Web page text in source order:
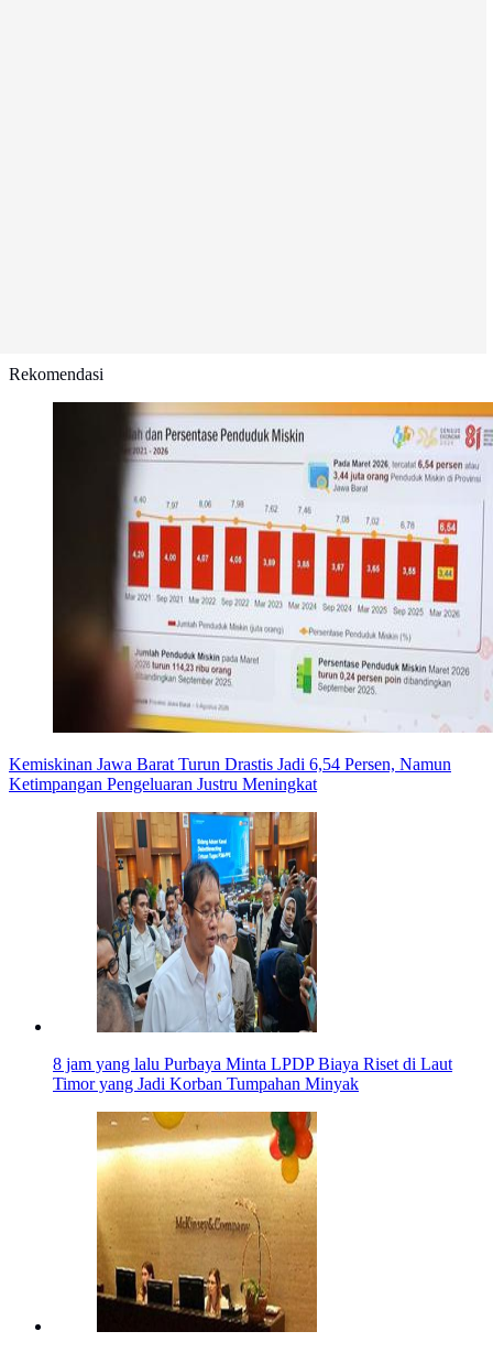
Rekomendasi
Kemiskinan Jawa Barat Turun Drastis Jadi 6,54 Persen, Namun
Ketimpangan Pengeluaran Justru Meningkat
8 jam yang lalu Purbaya Minta LPDP Biaya Riset di Laut
Timor yang Jadi Korban Tumpahan Minyak